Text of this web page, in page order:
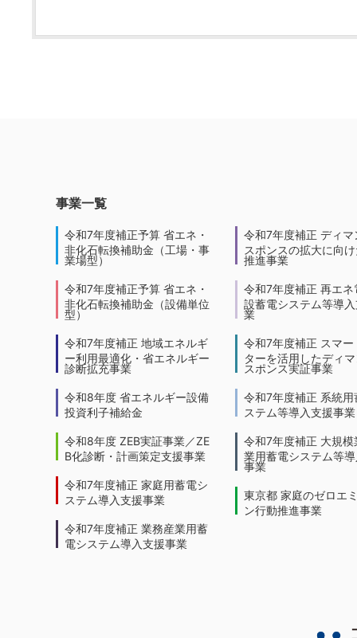
事業一覧
令和7年度補正予算 省エネ・
非化石転換補助金（工場・事
業場型）
令和7年度補正予算 省エネ・
非化石転換補助金（設備単位
型）
令和7年度補正 地域エネルギ
ー利用最適化・省エネルギー
診断拡充事業
令和8年度 省エネルギー設備
投資利子補給金
令和8年度 ZEB実証事業／ZE
B化診断・計画策定支援事業
令和7年度補正 家庭用蓄電シ
ステム導入支援事業
令和7年度補正 業務産業用蓄
電システム導入支援事業
令和7年度補正 ディマ
スポンスの拡大に向
推進事業
令和7年度補正 再エネ
設蓄電システム等導
業
令和7年度補正 スマー
ターを活用したディ
スポンス実証事業
令和7年度補正 系統用
ステム等導入支援事業
令和7年度補正 大規模
業用蓄電システム等
事業
東京都 家庭のゼロエ
ン行動推進事業